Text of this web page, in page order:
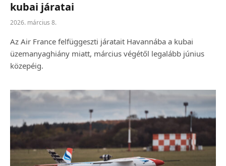
kubai járatai
2026. március 8.
Az Air France felfüggeszti járatait Havannába a kubai
üzemanyaghiány miatt, március végétől legalább június
közepéig.